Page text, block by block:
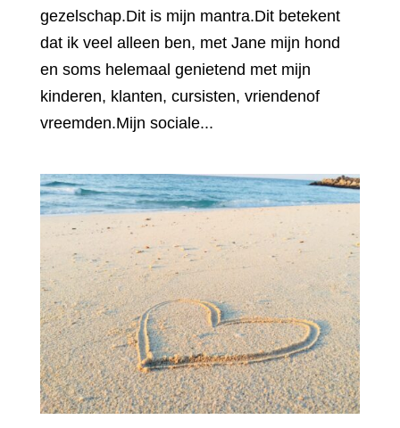
gezelschap.Dit is mijn mantra.Dit betekent
dat ik veel alleen ben, met Jane mijn hond
en soms helemaal genietend met mijn
kinderen, klanten, cursisten, vriendenof
vreemden.Mijn sociale...